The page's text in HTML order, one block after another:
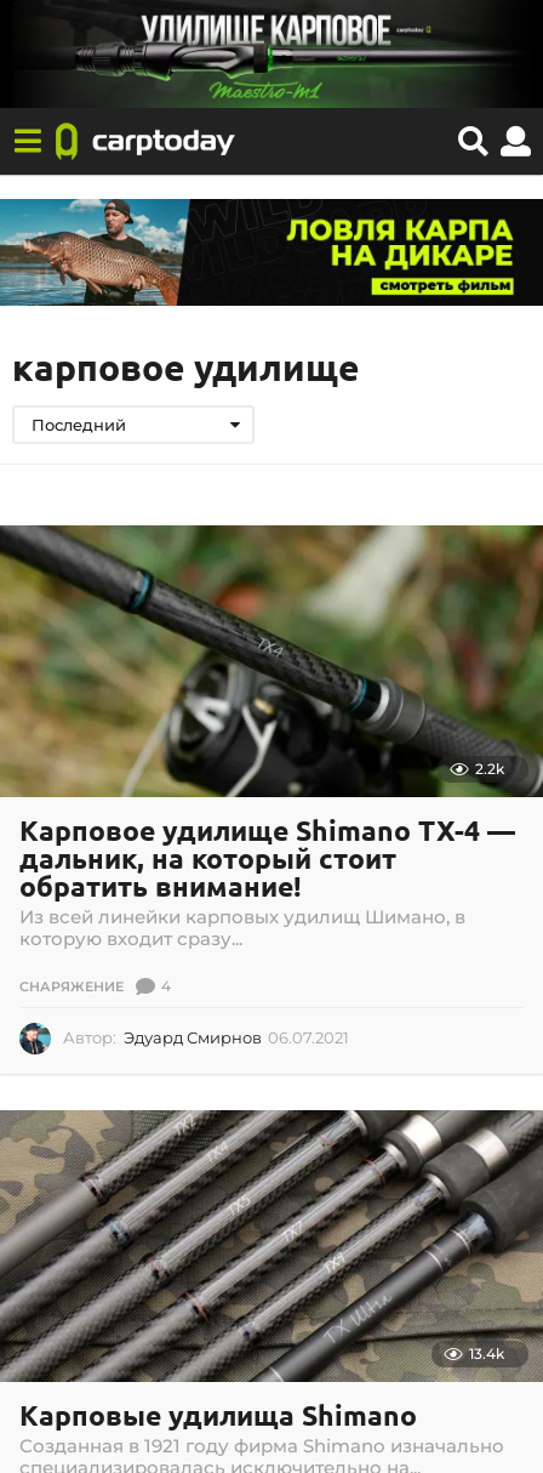
карповое удилище
Последний
2.2k
Карповое удилище Shimano TX-4 —
дальник, на который стоит
обратить внимание!
Из всей линейки карповых удилищ Шимано, в
которую входит сразу...
СНАРЯЖЕНИЕ 4
Автор: Эдуард Смирнов 06.07.2021
0
7
.
2
0
2
1
13.4k
Карповые удилища Shimano
Созданная в 1921 году фирма Shimano изначально
специализировалась исключительно на...